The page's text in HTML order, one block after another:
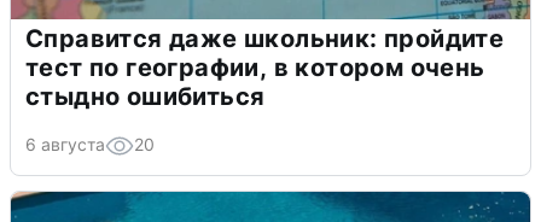
Справится даже школьник: пройдите
тест по географии, в котором очень
стыдно ошибиться
6 августа 20